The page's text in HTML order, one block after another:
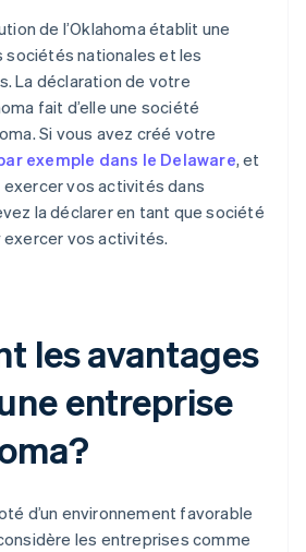
de l’Oklahoma établit une
nationales et les
La déclaration de votre
fait d’elle une société
Si vous avez créé votre
exemple dans le Delaware, et
vos activités dans
la déclarer en tant que société
exercer vos activités.
les avantages
entreprise
d’un environnement favorable
les entreprises comme